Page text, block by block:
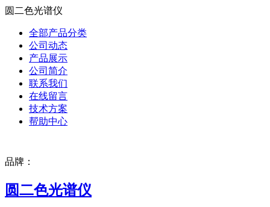
圆二色光谱仪
全部产品分类
公司动态
产品展示
公司简介
联系我们
在线留言
技术方案
帮助中心
品牌：
圆二色光谱仪